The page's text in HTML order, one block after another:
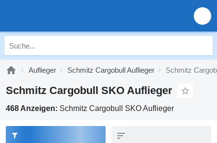
Auflieger Schmitz Cargobull Auflieger Schmitz
Schmitz Cargobull SKO Auflieger
468 Anzeigen: Schmitz Cargobull SKO Auflieger